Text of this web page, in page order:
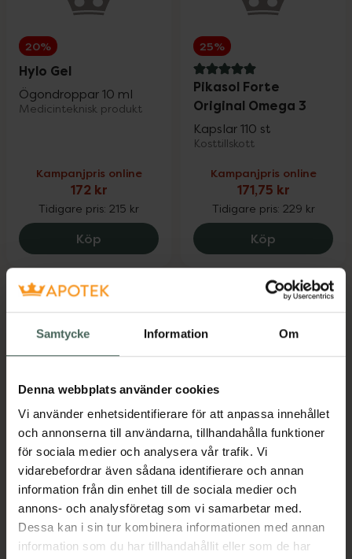
Samtycke Information Om
Denna webbplats använder cookies
Vi använder enhetsidentifierare för att anpassa innehållet
och annonserna till användarna, tillhandahålla funktioner
för sociala medier och analysera vår trafik. Vi
vidarebefordrar även sådana identifierare och annan
information från din enhet till de sociala medier och
annons- och analysföretag som vi samarbetar med.
Dessa kan i sin tur kombinera informationen med annan
information som du har tillhandahållit eller som de har
Nyheter
Fynda
20%
Hylo Gel
Ögondroppar 10 ml
Medicinteknisk produkt
Kampanjpris online
172 kr
Tidigare pris: 215 kr
Köp Hylo Gel, 172 kr.
25%
5 av 5 i omdöme
Pikasol Forte
Original Omega 3
Kapslar 110 st
Kosttillskott
Kampanjpris online
171,75 kr
Tidigare pris: 229 kr
Köp Pikasol
25%
4.7 av 5 i omdöme
Eucerin Hyaluron-
Filler + Elasticity Day
Cream SPF30
Dagkräm med solskydd
50 ml
Kampanjpris online
25%
4.7 av 5 i omdöme
Pharbio Forte
Omega 3
Kapslar 120 st
Kosttillskott
Kampanjpris online